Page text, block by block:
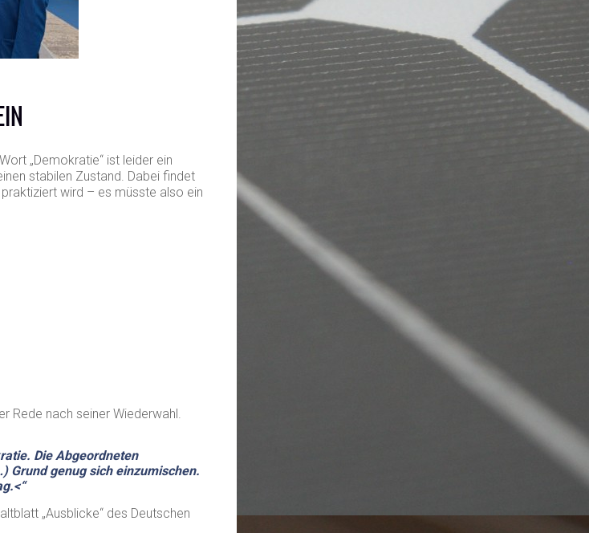
„Demokratie“ ist leider ein
stabilen Zustand. Dabei findet
wird – es müsste also ein
Rede nach seiner Wiederwahl.
Die Abgeordneten
Grund genug sich einzumischen.
„Ausblicke“ des Deutschen